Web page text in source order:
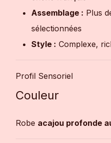
Assemblage : Plus
sélectionnées
Style : Complexe,
Profil Sensoriel
Couleur
Robe acajou profonde